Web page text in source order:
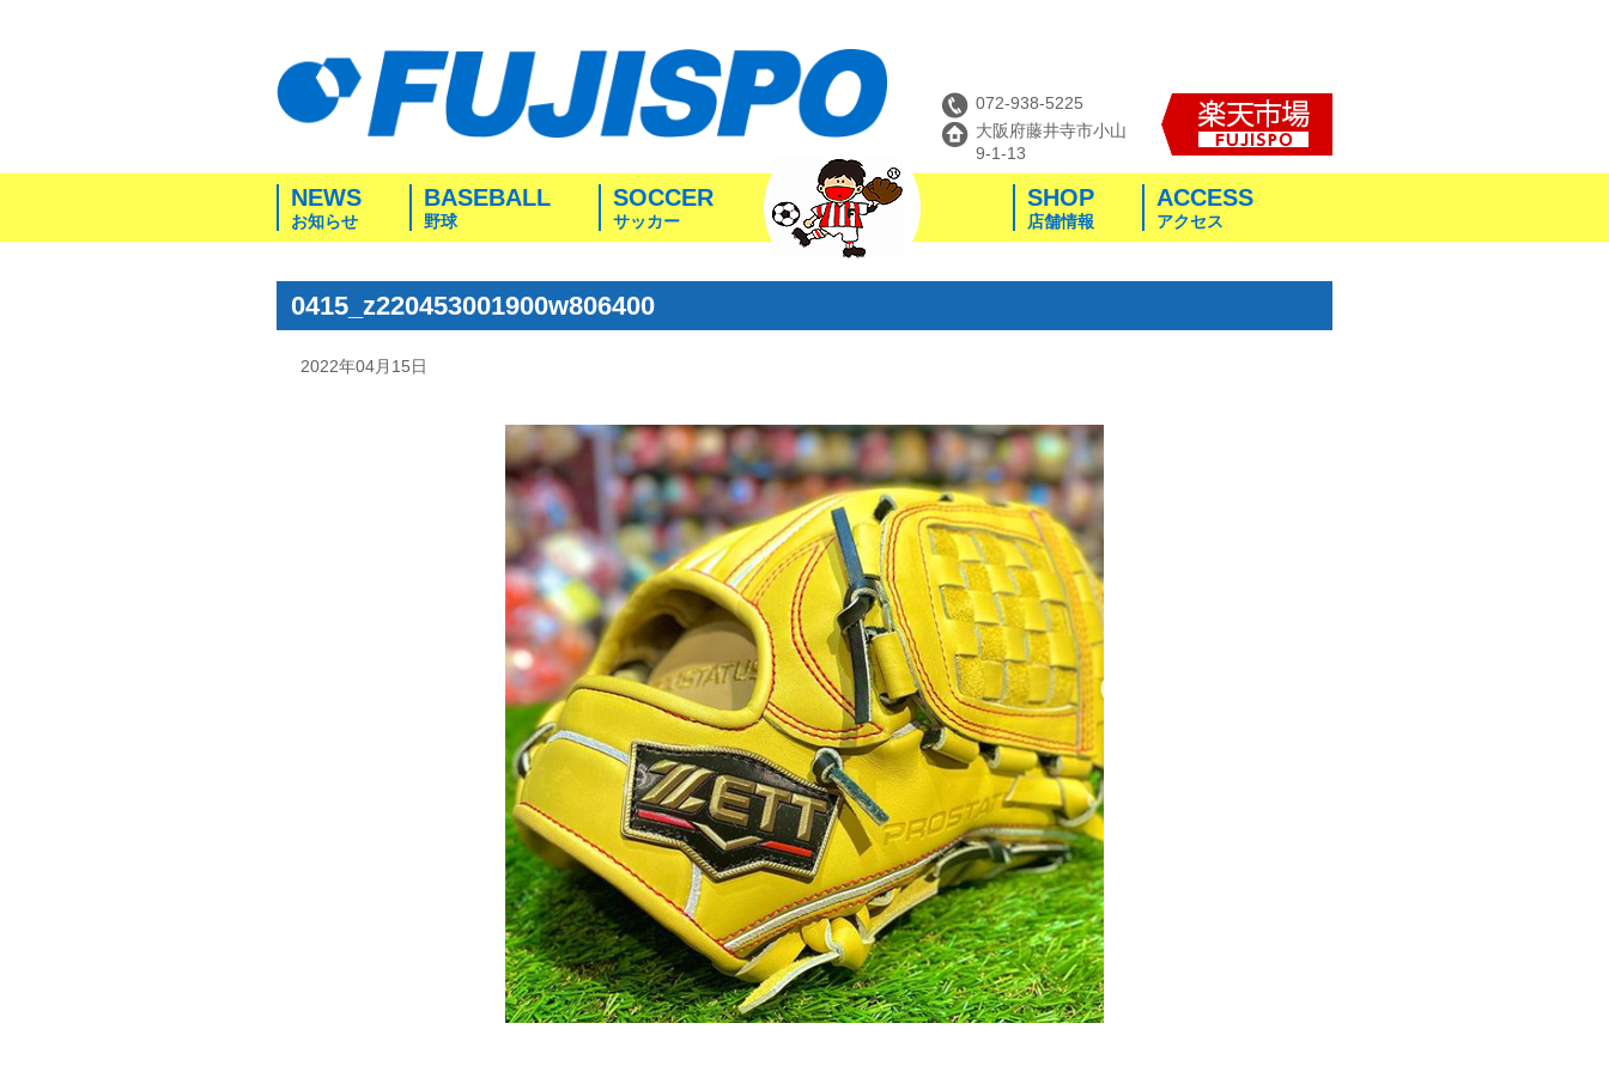
072-938-5225
大阪府藤井寺市小山
9-1-13
NEWS
お知らせ
BASEBALL
野球
SOCCER
サッカー
SHOP
店舗情報
ACCESS
アクセス
0415_z220453001900w806400
2022年04月15日